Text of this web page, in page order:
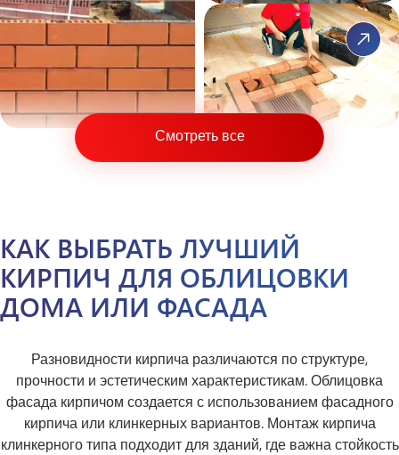
Смотреть все
КАК ВЫБРАТЬ ЛУЧШИЙ
КИРПИЧ ДЛЯ ОБЛИЦОВКИ
ДОМА ИЛИ ФАСАДА
Разновидности кирпича различаются по структуре,
прочности и эстетическим характеристикам. Облицовка
фасада кирпичом создается с использованием фасадного
кирпича или клинкерных вариантов. Монтаж кирпича
клинкерного типа подходит для зданий, где важна стойкость